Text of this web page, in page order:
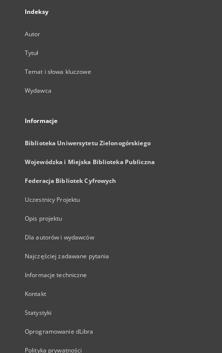
Indeksy
Autor
Tytuł
Temat i słowa kluczowe
Wydawca
Informacje
Biblioteka Uniwersytetu Zielonogórskiego
Wojewódzka i Miejska Biblioteka Publiczna
Federacja Bibliotek Cyfrowych
Uczestnicy Projektu
Opis projektu
Dla autorów i wydawców
Najczęściej zadawane pytania
Informacje techniczne
Kontakt
Statystyki
Oprogramowanie dLibra
Polityka prywatności